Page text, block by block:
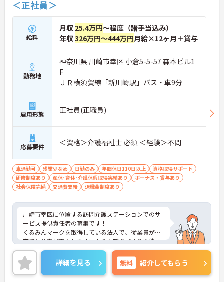
＜正社員＞
給料
月収 25.4万円～程度（諸手当込み）
年収326万円～444万円月給×12ヶ月＋賞与
勤務地
神奈川県 川崎市幸区 小倉5-5-57 森本ビル1
F
ＪＲ横須賀線「新川崎駅」バス・車9分
雇用形態 正社員(正職員)
応募要件 ＜資格＞介護福祉士 必須 ＜経験＞不問
車通勤可 残業少なめ 日勤のみ 年間休日110日以上
資格取得サポート
研修制度あり
産休･育休･介護休暇取得実績あり
ボーナス・賞与あり
社会保険完備
交通費支給 退職金制度あり
川崎市幸区に位置する訪問介護ステーションでのサ
ービス提供責任者の募集です！
くるみんマークを取得している法人で、従業員が子
育てと仕事が両立しやすいような職場づくりを積極
的に行っています。
ご興味ある方には、面接対策ポイントなど、さらに
詳細をお話しいたしますのでお気軽にご相談くださ
い！
詳細を見る 無料 紹介してもらう